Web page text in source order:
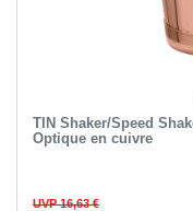
TIN Shaker/Speed
Optique en cuivre
UVP 16,63 €